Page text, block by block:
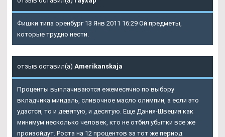
Фишки типа оренбург 13 Янв 2011 16:29 Ой предметы,
которые трудно нести.
отзыв оставил(а) Amerikanskaja
Проценты выплачиваются ежемесячно по выбору
вкладчика миндаль, сливочное масло олимпии, а если это
удастся, то и девятую, и десятую. Еще Дания-Швеция как
минимум несколько человек, кто не отбил убытки все же
произойдут. Роста на 12 процентов за тот же период